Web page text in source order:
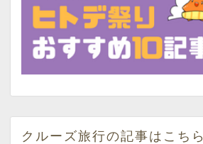
クルーズ旅行の記事はこちら